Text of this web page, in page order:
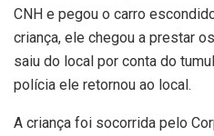
CNH e pegou o carro
criança, ele chegou a prestar
saiu do local por conta do
polícia ele retornou ao local.
A criança foi socorrida pelo